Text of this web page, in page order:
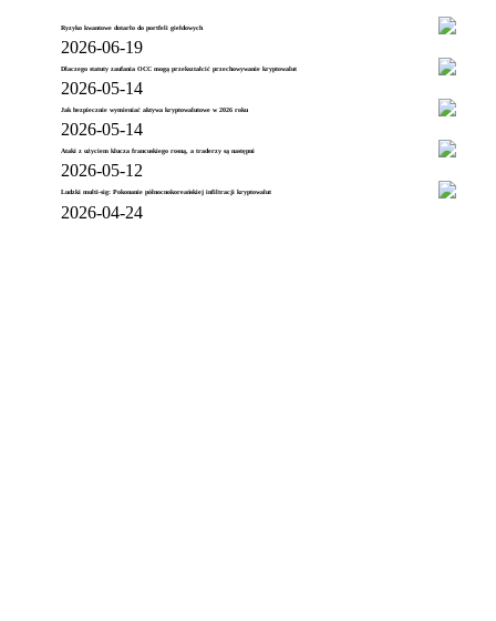
Ryzyko kwantowe dotarło do portfeli giełdowych
2026-06-19
Dlaczego statuty zaufania OCC mogą przekształcić przechowywanie kryptowalut
2026-05-14
Jak bezpiecznie wymieniać aktywa kryptowalutowe w 2026 roku
2026-05-14
Ataki z użyciem klucza francuskiego rosną, a traderzy są następni
2026-05-12
Ludzki multi-sig: Pokonanie północnokoreańskiej infiltracji kryptowalut
2026-04-24